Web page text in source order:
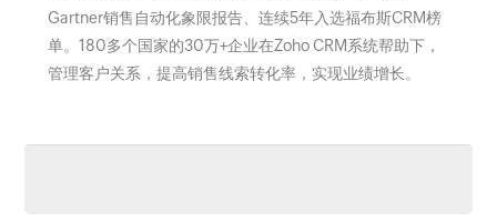
Gartner销售自动化象限报告、连续5年入选福布斯CRM榜
单。180多个国家的30万+企业在Zoho CRM系统帮助下，
管理客户关系，提高销售线索转化率，实现业绩增长。